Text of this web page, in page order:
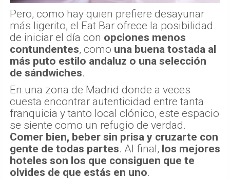
Pero, como hay quien prefiere desayunar
más ligerito, el Eat Bar ofrece la posibilidad
de iniciar el día con opciones menos
contundentes, como una buena tostada al
más puto estilo andaluz o una selección
de sándwiches.
En una zona de Madrid donde a veces
cuesta encontrar autenticidad entre tanta
franquicia y tanto local clónico, este espacio
se siente como un refugio de verdad.
Comer bien, beber sin prisa y cruzarte con
gente de todas partes. Al final, los mejores
hoteles son los que consiguen que te
olvides de que estás en uno.